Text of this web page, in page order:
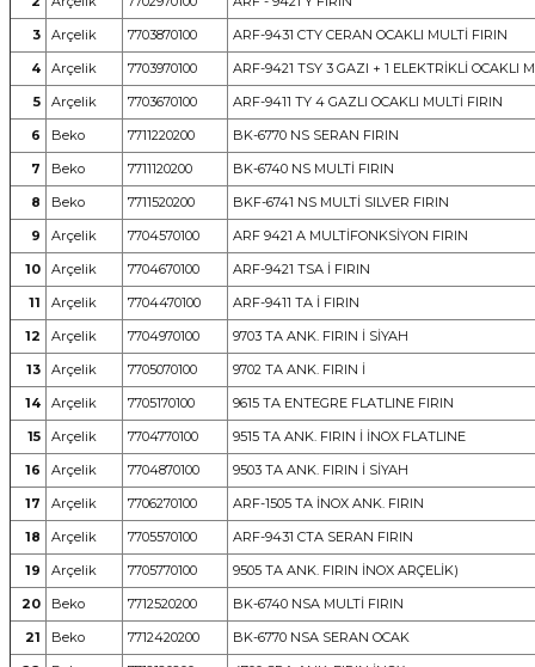
3
Arçelik 7703870100
ARF-9431 CTY CERAN OCAKLI MULTİ FIRIN
4
Arçelik 7703970100
ARF-9421 TSY 3 GAZI + 1 ELEKTRİKLİ OCAKLI
5
Arçelik 7703670100
ARF-9411 TY 4 GAZLI OCAKLI MULTİ FIRIN
6
Beko 7711220200
BK-6770 NS SERAN FIRIN
7
Beko 7711120200
BK-6740 NS MULTİ FIRIN
8
Beko 7711520200
BKF-6741 NS MULTİ SILVER FIRIN
9
Arçelik 7704570100
ARF 9421 A MULTİFONKSİYON FIRIN
10
Arçelik 7704670100
ARF-9421 TSA İ FIRIN
11
Arçelik 7704470100
ARF-9411 TA İ FIRIN
12
Arçelik 7704970100
9703 TA ANK. FIRIN İ SİYAH
13
Arçelik 7705070100
9702 TA ANK. FIRIN İ
14
Arçelik 7705170100
9615 TA ENTEGRE FLATLINE FIRIN
15
Arçelik 7704770100
9515 TA ANK. FIRIN İ İNOX FLATLINE
16
Arçelik 7704870100
9503 TA ANK. FIRIN İ SİYAH
17
Arçelik 7706270100
ARF-1505 TA İNOX ANK. FIRIN
18
Arçelik 7705570100
ARF-9431 CTA SERAN FIRIN
19
Arçelik 7705770100
9505 TA ANK. FIRIN İNOX ARÇELİK)
20
Beko 7712520200
BK-6740 NSA MULTİ FIRIN
21
Beko 7712420200
BK-6770 NSA SERAN OCAK